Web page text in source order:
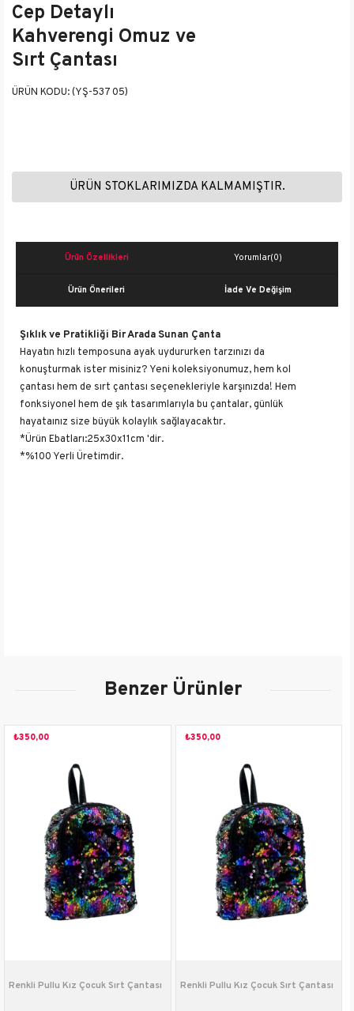
Cep Detaylı
Kahverengi Omuz ve
Sırt Çantası
(YŞ-537 05)
ÜRÜN STOKLARIMIZDA KALMAMIŞTIR.
Ürün Özellikleri Yorumlar(0)
Ürün Önerileri İade Ve Değişim
Şıklık ve Pratikliği Bir Arada Sunan Çanta
Hayatın hızlı temposuna ayak uydururken tarzınızı da
konuşturmak ister misiniz? Yeni koleksiyonumuz, hem kol
çantası hem de sırt çantası seçenekleriyle karşınızda! Hem
fonksiyonel hem de şık tasarımlarıyla bu çantalar, günlük
hayataınız size büyük kolaylık sağlayacaktır.
*Ürün Ebatları:25x30x11cm 'dir.
*%100 Yerli Üretimdir.
Ürün Detayı
Yaş Grubu
Kahverengi
Kullanım Alanı Günlük
Mevsim Sonbahar-Kış
Sezon Yeni Sezon
İç Astar
Tekstil
Benzer Ürünler
Renkli Pullu Kız Çocuk Sırt Çantası
₺350,00
Renkli Pullu Kız Çocuk Sırt Çantası
₺350,00